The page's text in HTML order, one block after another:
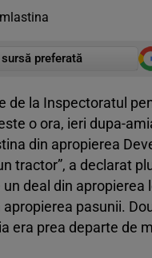
preferată
de la Inspectoratul
o ora, ieri dupa-
din apropierea
tractor”, a declarat
deal din
pasunii.
era prea departe de